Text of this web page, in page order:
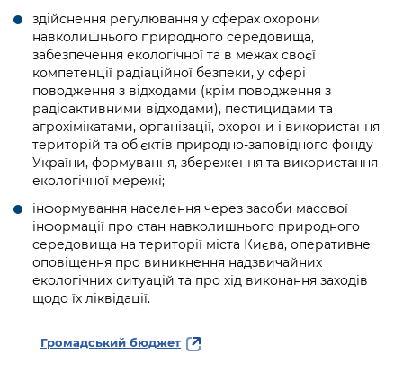
здійснення регулювання у сферах охорони
навколишнього природного середовища,
забезпечення екологічної та в межах своєї
компетенції радіаційної безпеки, у сфері
поводження з відходами (крім поводження з
радіоактивними відходами), пестицидами та
агрохімікатами, організації, охорони і використання
територій та об'єктів природно-заповідного фонду
України, формування, збереження та використання
екологічної мережі;
інформування населення через засоби масової
інформації про стан навколишнього природного
середовища на території міста Києва, оперативне
оповіщення про виникнення надзвичайних
екологічних ситуацій та про хід виконання заходів
щодо їх ліквідації.
Громадський бюджет